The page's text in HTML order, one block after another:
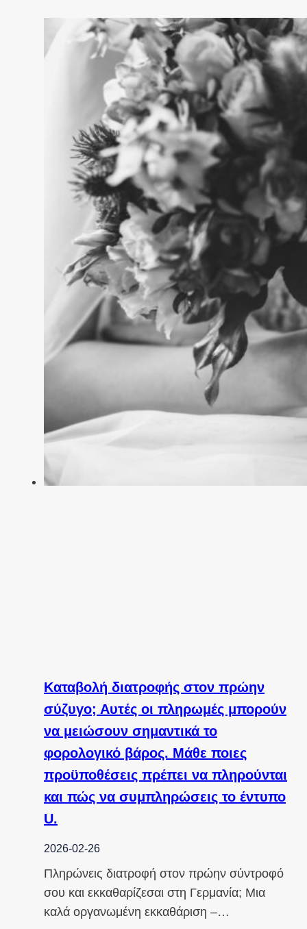
Καταβολή διατροφής στον πρώην
σύζυγο; Αυτές οι πληρωμές μπορούν
να μειώσουν σημαντικά το
φορολογικό βάρος. Μάθε ποιες
προϋποθέσεις πρέπει να πληρούνται
και πώς να συμπληρώσεις το έντυπο
U.
2026-02-26
Πληρώνεις διατροφή στον πρώην σύντροφό
σου και εκκαθαρίζεσαι στη Γερμανία; Μια
καλά οργανωμένη εκκαθάριση –…